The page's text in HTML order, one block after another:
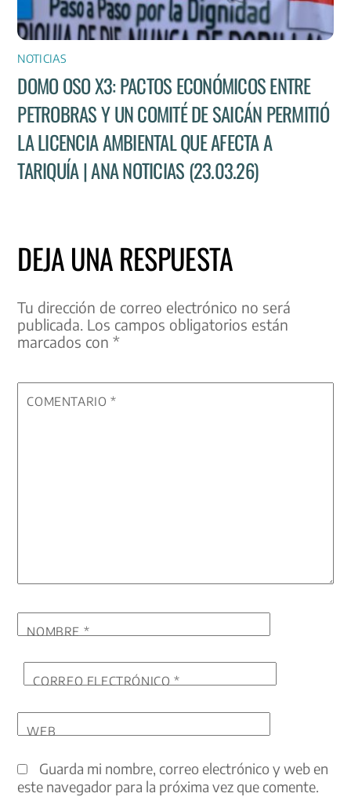
NOTICIAS
DOMO OSO X3: PACTOS ECONÓMICOS ENTRE
PETROBRAS Y UN COMITÉ DE SAICÁN PERMITIÓ
LA LICENCIA AMBIENTAL QUE AFECTA A
TARIQUÍA | ANA NOTICIAS (23.03.26)
DEJA UNA RESPUESTA
Tu dirección de correo electrónico no será
publicada. Los campos obligatorios están
marcados con*
COMENTARIO*
NOMBRE *
CORREO ELECTRÓNICO*
WEB
Guarda mi nombre, correo electrónico y web en
este navegador para la próxima vez que comente.